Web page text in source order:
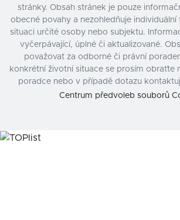
stránky. Obsah stránek je pouze
obecné povahy a nezohledňuje individuální
situaci určité osoby nebo subjektu.
vyčerpávající, úplné či aktualizované.
považovat za odborné či právní
konkrétní životní situace se prosím obraťte
poradce nebo v případě dotazu
Centrum předvoleb souborů